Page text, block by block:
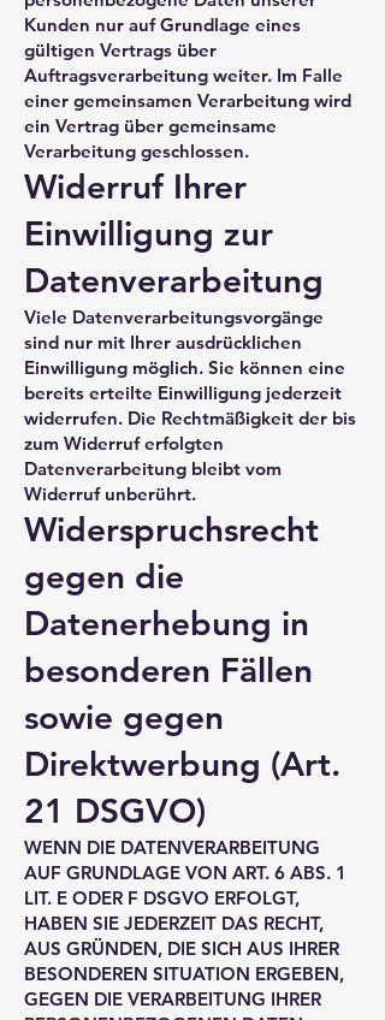
Kunden nur auf Grundlage eines
gültigen Vertrags über
Auftragsverarbeitung weiter. Im Falle
einer gemeinsamen Verarbeitung wird
ein Vertrag über gemeinsame
Verarbeitung geschlossen.
Widerruf Ihrer
Einwilligung zur
Datenverarbeitung
Viele Datenverarbeitungsvorgänge
sind nur mit Ihrer ausdrücklichen
Einwilligung möglich. Sie können eine
bereits erteilte Einwilligung jederzeit
widerrufen. Die Rechtmäßigkeit der bis
zum Widerruf erfolgten
Datenverarbeitung bleibt vom
Widerruf unberührt.
Widerspruchsrecht
gegen die
Datenerhebung in
besonderen Fällen
sowie gegen
Direktwerbung (Art.
21 DSGVO)
WENN DIE DATENVERARBEITUNG
AUF GRUNDLAGE VON ART. 6 ABS. 1
LIT. E ODER F DSGVO ERFOLGT,
HABEN SIE JEDERZEIT DAS RECHT,
AUS GRÜNDEN, DIE SICH AUS IHRER
BESONDEREN SITUATION ERGEBEN,
GEGEN DIE VERARBEITUNG IHRER